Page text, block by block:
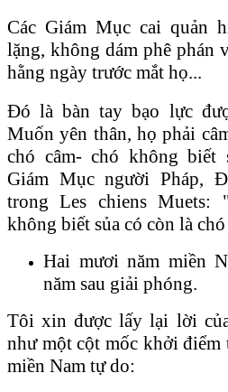
Các Giám Mục cai quản
lặng, không dám phê phán
hằng ngày trước mắt họ...
Đó là bàn tay bạo lực
Muốn yên thân, họ phải
chó câm- chó không biết
Giám Mục người Pháp,
trong Les chiens Muets:
không biết sủa có còn là
Hai mươi năm miền
năm sau giải phóng.
Tôi xin được lấy lại lời
như một cột mốc khởi
miền Nam tự do: